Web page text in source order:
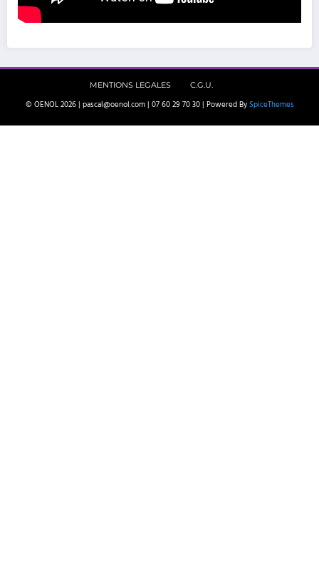
MENTIONS LEGALES C.G.U.
© OENOL 2026 | pascal@oenol.com | 07 60 29 70 30 | Powered By SpiceThemes